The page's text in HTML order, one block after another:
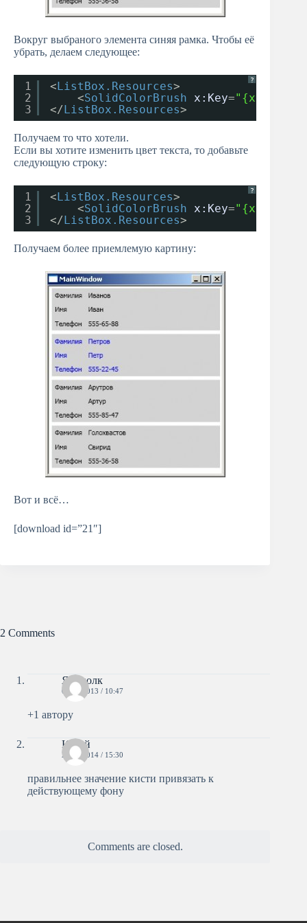
Вокруг выбраного элемента синяя рамка. Чтобы её
убрать, делаем следующее:
?
1
2
3
<ListBox.Resources>
<SolidColorBrush x:Key="{x:Static
</ListBox.Resources>
Получаем то что хотели.
Если вы хотите изменить цвет текста, то добавьте
следующую строку:
?
1
2
3
<ListBox.Resources>
<SolidColorBrush x:Key="{x:Static
</ListBox.Resources>
Получаем более приемлемую картину:
Вот и всё…
[download id=”21″]
2 Comments
Ярополк
01.10.2013 / 10:47
+1 автору
Юрий
23.04.2014 / 15:30
правильнее значение кисти привязать к
действующему фону
Comments are closed.